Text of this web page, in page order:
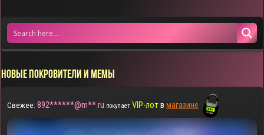
НОВЫЕ ПОКРОВИТЕЛИ И МЕМЫ
Свежее: 892******@m**.ru покупает VIP-лотвмагазине